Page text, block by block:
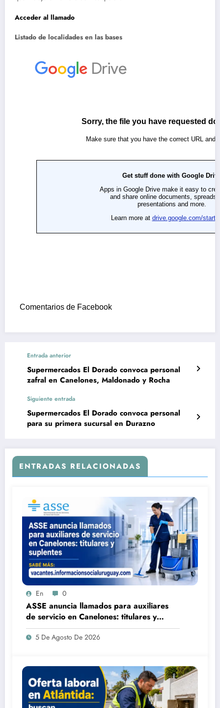
Acceder al llamado
Listado de localidades en las bases
Comentarios de Facebook
Entrada anterior
Supermercados El Dorado convoca personal
zafral en Canelones, Maldonado y Rocha
Siguiente entrada
Supermercados El Dorado convoca personal
para su primera sucursal en Durazno
ENTRADAS RELACIONADAS
En 0
ASSE anuncia llamados para auxiliares
de servicio en Canelones: titulares y
suplentes
5 De Agosto De 2026